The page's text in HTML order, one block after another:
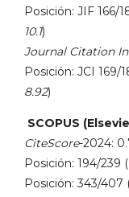
Posición: JIF 166/
10.1)
Journal Citation
Posición: JCI 169/
8.92)
SCOPUS
CiteScore-2024:
Posición: 194/239 (
Posición: 343/407